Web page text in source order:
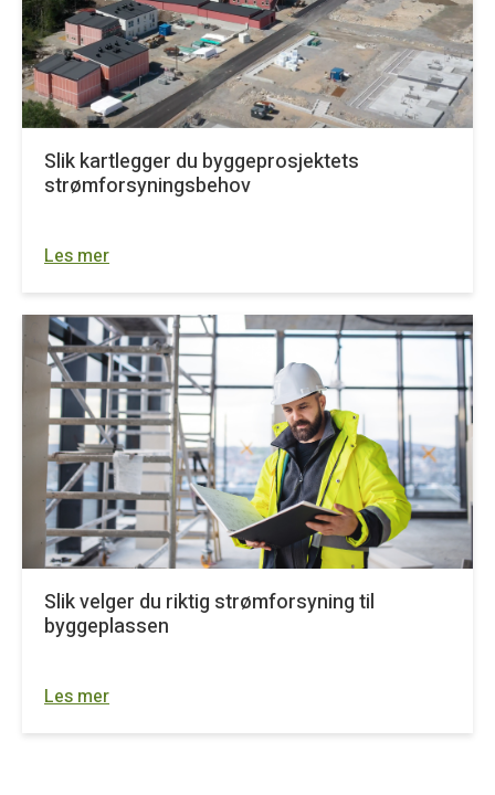
Slik kartlegger du byggeprosjektets
strømforsyningsbehov
Les mer
Slik velger du riktig strømforsyning til
byggeplassen
Les mer